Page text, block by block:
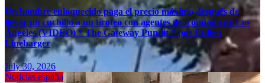
Un hombre enloquecido paga el precio máximo después de
llevar un cuchillo a un tiroteo con agentes del condado de Los
Ángeles (VIDEO) * The Gateway Pundit * por Cullen
Linebarger
July 30, 2026
Noticias españa